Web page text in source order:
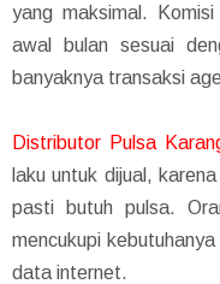
yang maksimal.
awal bulan sesuai
banyaknya transaksi
Distributor Pulsa
laku untuk dijual,
pasti butuh pulsa.
mencukupi
data internet.